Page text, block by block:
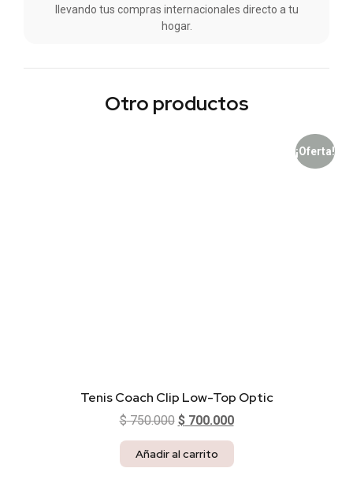
llevando tus compras internacionales directo a tu
hogar.
Otro productos
¡Oferta!
Tenis Coach Clip Low-Top Optic
$750.000 $700.000
Añadir al carrito